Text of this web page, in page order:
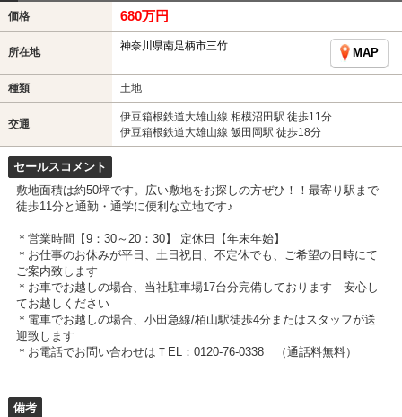
価格 680万円
所在地 神奈川県南足柄市三竹
MAP
種類 土地
交通
伊豆箱根鉄道大雄山線 相模沼田駅 徒歩11分
伊豆箱根鉄道大雄山線 飯田岡駅 徒歩18分
セールスコメント
敷地面積は約50坪です。広い敷地をお探しの方ぜひ！！最寄り駅まで
徒歩11分と通勤・通学に便利な立地です♪
＊営業時間【9：30～20：30】 定休日【年末年始】
＊お仕事のお休みが平日、土日祝日、不定休でも、ご希望の日時にて
ご案内致します
＊お車でお越しの場合、当社駐車場17台分完備しております 安心し
てお越しください
＊電車でお越しの場合、小田急線/栢山駅徒歩4分またはスタッフが送
迎致します
＊お電話でお問い合わせはＴEL：0120-76-0338 （通話料無料）
備考